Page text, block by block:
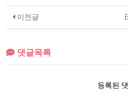
이전글
댓글목록
등록된